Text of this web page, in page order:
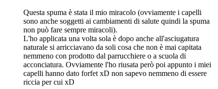
Questa spuma è stata il mio miracolo (ovviamente i capelli
sono anche soggetti ai cambiamenti di salute quindi la spuma
non può fare sempre miracoli).
L'ho applicata una volta sola è dopo anche all'asciugatura
naturale si arricciavano da soli cosa che non è mai capitata
nemmeno con prodotto dal parrucchiere o a scuola di
acconciatura. Ovviamente l'ho riusata però poi appunto i miei
capelli hanno dato forfet xD non sapevo nemmeno di essere
riccia per cui xD